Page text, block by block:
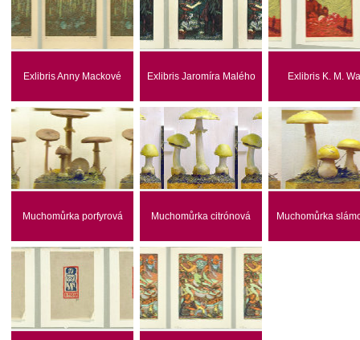
Exlibris Anny Mackové Exlibris Jaromíra Malého Exlibris K. M.
Muchomůrka porfyrová Muchomůrka citrónová Muchomůrka